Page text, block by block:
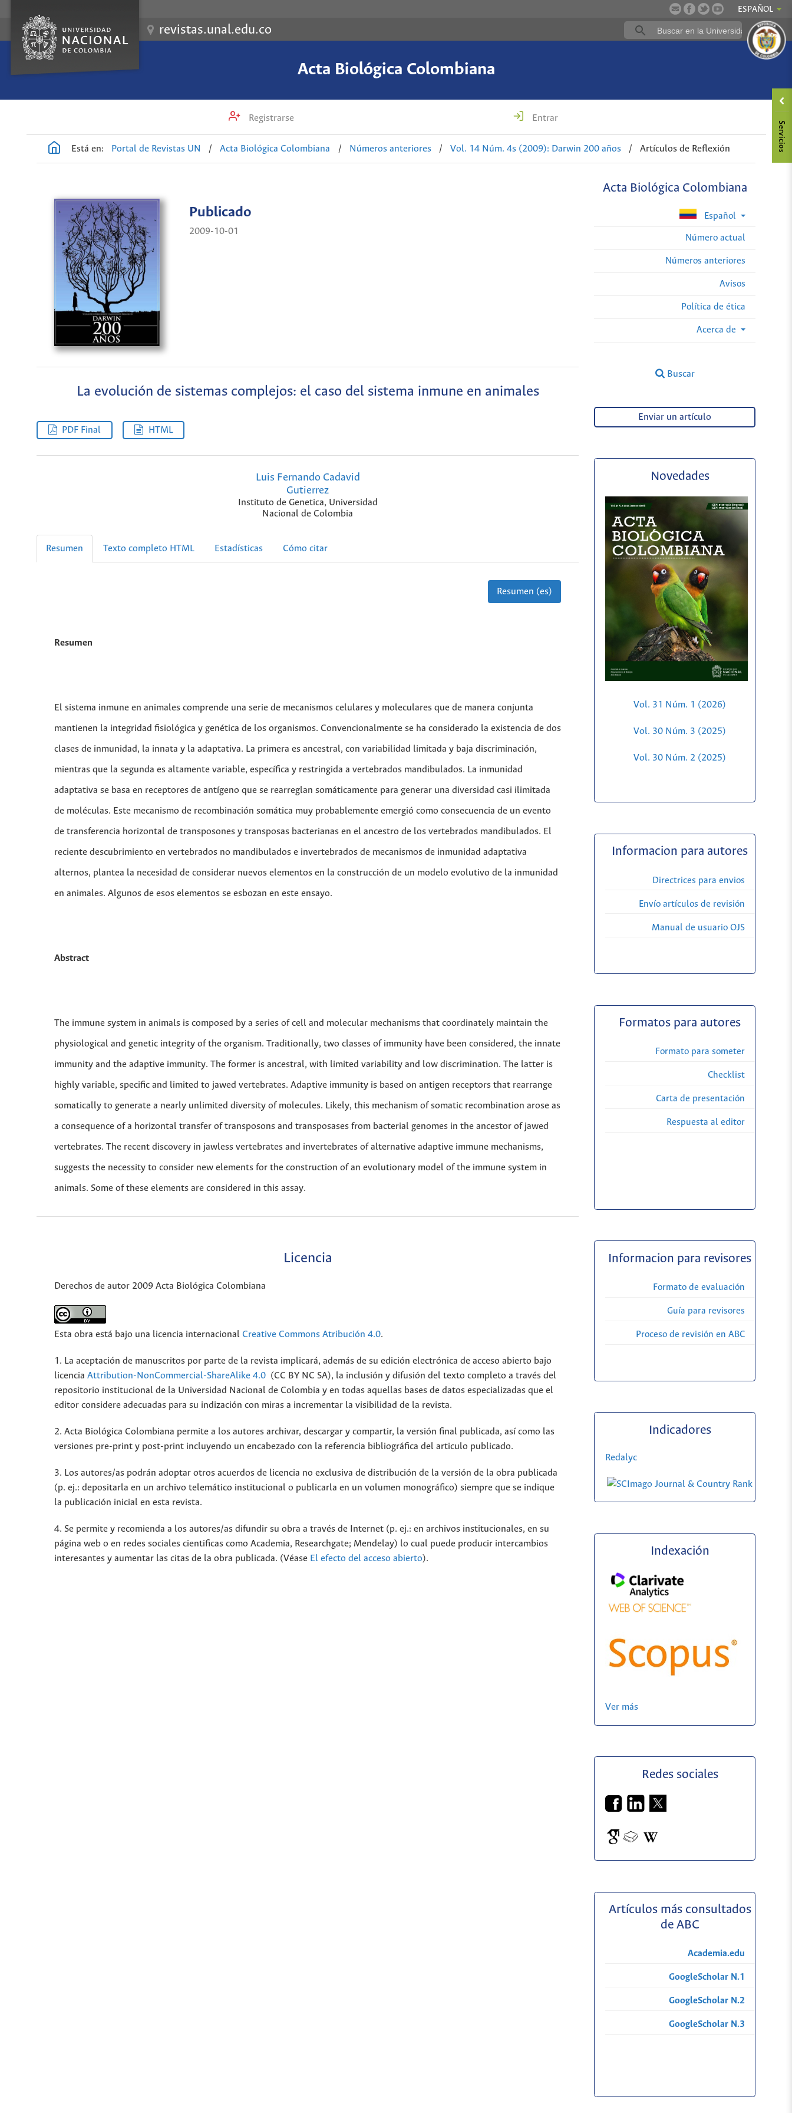
ESPAÑOL
revistas.unal.edu.co
Acta Biológica Colombiana
Registrarse Entrar
Está en: Portal de Revistas UN / Acta Biológica Colombiana / Números anteriores / Vol. 14 Núm. 4s (2009): Darwin 200 años / Artículos de Reflexión
Acta Biológica Colombiana
Español
Número actual
Números anteriores
Avisos
Política de ética
Acerca de
Buscar
Publicado
2009-10-01
La evolución de sistemas complejos: el caso del sistema inmune en animales
PDF Final HTML
Luis Fernando Cadavid
Gutierrez
Instituto de Genetica, Universidad
Nacional de Colombia
Resumen Texto completo HTML Estadísticas Cómo citar
Resumen (es)
Resumen
El sistema inmune en animales comprende una serie de mecanismos celulares y moleculares que de manera conjunta
mantienen la integridad fisiológica y genética de los organismos. Convencionalmente se ha considerado la existencia de dos
clases de inmunidad, la innata y la adaptativa. La primera es ancestral, con variabilidad limitada y baja discriminación,
mientras que la segunda es altamente variable, específica y restringida a vertebrados mandibulados. La inmunidad
adaptativa se basa en receptores de antígeno que se rearreglan somáticamente para generar una diversidad casi ilimitada
de moléculas. Este mecanismo de recombinación somática muy probablemente emergió como consecuencia de un evento
de transferencia horizontal de transposones y transposas bacterianas en el ancestro de los vertebrados mandibulados. El
reciente descubrimiento en vertebrados no mandibulados e invertebrados de mecanismos de inmunidad adaptativa
alternos, plantea la necesidad de considerar nuevos elementos en la construcción de un modelo evolutivo de la inmunidad
en animales. Algunos de esos elementos se esbozan en este ensayo.
Abstract
The immune system in animals is composed by a series of cell and molecular mechanisms that coordinately maintain the
physiological and genetic integrity of the organism. Traditionally, two classes of immunity have been considered, the innate
immunity and the adaptive immunity. The former is ancestral, with limited variability and low discrimination. The latter is
highly variable, specific and limited to jawed vertebrates. Adaptive immunity is based on antigen receptors that rearrange
somatically to generate a nearly unlimited diversity of molecules. Likely, this mechanism of somatic recombination arose as
a consequence of a horizontal transfer of transposons and transposases from bacterial genomes in the ancestor of jawed
vertebrates. The recent discovery in jawless vertebrates and invertebrates of alternative adaptive immune mechanisms,
suggests the necessity to consider new elements for the construction of an evolutionary model of the immune system in
animals. Some of these elements are considered in this assay.
Licencia
Derechos de autor 2009 Acta Biológica Colombiana
Esta obra está bajo una licencia internacional Creative Commons Atribución 4.0.
1. La aceptación de manuscritos por parte de la revista implicará, además de su edición electrónica de acceso abierto bajo
licencia Attribution-NonCommercial-ShareAlike 4.0 (CC BY NC SA), la inclusión y difusión del texto completo a través del
repositorio institucional de la Universidad Nacional de Colombia y en todas aquellas bases de datos especializadas que el
editor considere adecuadas para su indización con miras a incrementar la visibilidad de la revista.
2. Acta Biológica Colombiana permite a los autores archivar, descargar y compartir, la versión final publicada, así como las
versiones pre-print y post-print incluyendo un encabezado con la referencia bibliográfica del articulo publicado.
3. Los autores/as podrán adoptar otros acuerdos de licencia no exclusiva de distribución de la versión de la obra publicada
(p. ej.: depositarla en un archivo telemático institucional o publicarla en un volumen monográfico) siempre que se indique
la publicación inicial en esta revista.
4. Se permite y recomienda a los autores/as difundir su obra a través de Internet (p. ej.: en archivos institucionales, en su
página web o en redes sociales cientificas como Academia, Researchgate; Mendelay) lo cual puede producir intercambios
interesantes y aumentar las citas de la obra publicada. (Véase El efecto del acceso abierto).
Enviar un artículo
Novedades
Vol. 31 Núm. 1 (2026)
Vol. 30 Núm. 3 (2025)
Vol. 30 Núm. 2 (2025)
Informacion para autores
Directrices para envios
Envío artículos de revisión
Manual de usuario OJS
Formatos para autores
Formato para someter
Checklist
Carta de presentación
Respuesta al editor
Informacion para revisores
Formato de evaluación
Guía para revisores
Proceso de revisión en ABC
Indicadores
Redalyc
Indexación
Ver más
Redes sociales
Artículos más consultados
de ABC
Academia.edu
GoogleScholar N.1
GoogleScholar N.2
GoogleScholar N.3